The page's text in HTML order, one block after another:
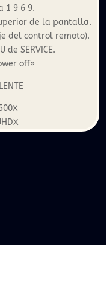
1 9 6 9.
de la pantalla.
del control remoto).
SERVICE.
off»